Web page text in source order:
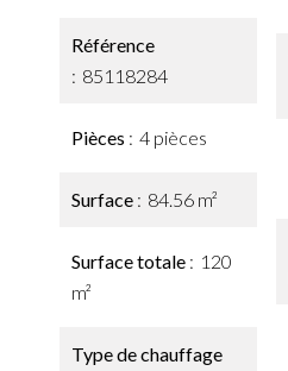
Référence
85118284
Pièces 4 pièces
Surface 84.56 m²
Surface totale
120
m²
Type de chauffage